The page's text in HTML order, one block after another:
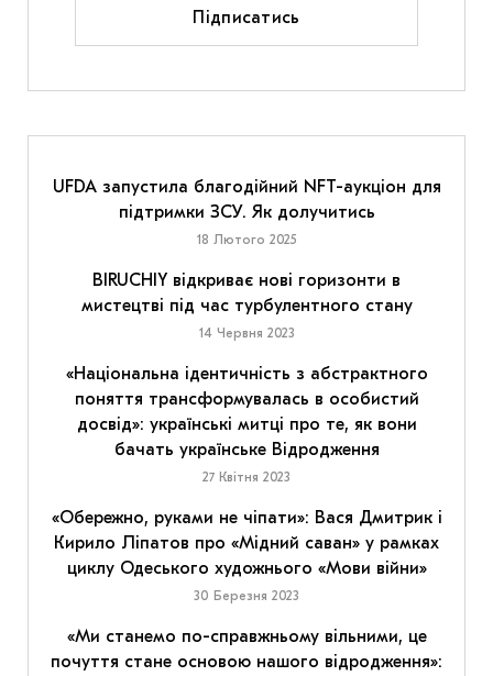
Підписатись
UFDA запустила благодійний NFT-аукціон для
підтримки ЗСУ. Як долучитись
18 Лютого 2025
BIRUCHIY відкриває нові горизонти в
мистецтві під час турбулентного стану
14 Червня 2023
«Національна ідентичність з абстрактного
поняття трансформувалась в особистий
досвід»: українські митці про те, як вони
бачать українське Відродження
27 Квітня 2023
«Обережно, руками не чіпати»: Вася Дмитрик і
Кирило Ліпатов про «Мідний саван» у рамках
циклу Одеського художнього «Мови війни»
30 Березня 2023
«Ми станемо по-справжньому вільними, це
почуття стане основою нашого відродження»: